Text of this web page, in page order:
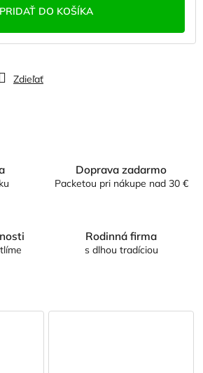
PRIDAŤ DO KOŠÍKA
Zdieľať
Doprava zadarmo
Packetou pri nákupe nad 30 €
Rodinná firma
s dlhou tradíciou